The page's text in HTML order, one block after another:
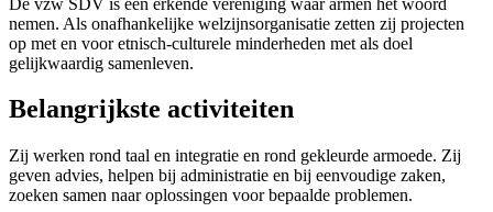
nemen. Als onafhankelijke welzijnsorganisatie zetten zij projecten
op met en voor etnisch-culturele minderheden met als doel
gelijkwaardig samenleven.
Belangrijkste activiteiten
Zij werken rond taal en integratie en rond gekleurde armoede. Zij
geven advies, helpen bij administratie en bij eenvoudige zaken,
zoeken samen naar oplossingen voor bepaalde problemen.